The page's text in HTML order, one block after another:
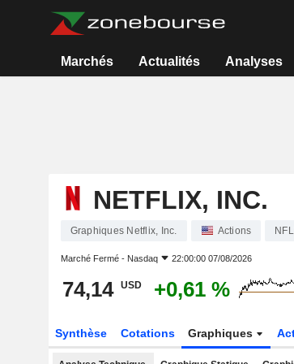
Marchés Actualités Analyses
NETFLIX, INC.
Graphiques Netflix, Inc. Actions
Marché Fermé - Nasdaq 22:00:00 07/08/2026
74,14 USD +0,61 %
Synthèse Cotations Graphiques